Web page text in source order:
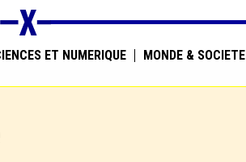
ET NUMÉRIQUE MONDE & SOCIÉTÉ